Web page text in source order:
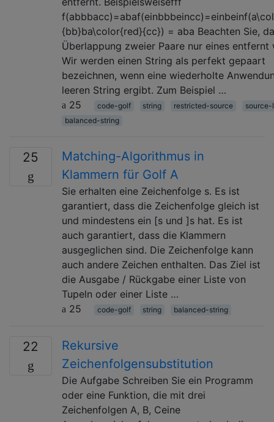
{bb}ba\color{red}{cc}) = aba Beachten Sie,
Überlappung zweier Paare nur eines entfernt
Wir werden einen String als perfekt gepaart
bezeichnen, wenn eine wiederholte
leeren String ergibt. Zum Beispiel …
25
code-golf string restricted-source
source-
balanced-string
25
Matching-Algorithmus in
Klammern für Golf A
Sie erhalten eine Zeichenfolge s. Es ist
garantiert, dass die Zeichenfolge gleich ist
und mindestens ein [s und ]s hat. Es ist
auch garantiert, dass die Klammern
ausgeglichen sind. Die Zeichenfolge kann
auch andere Zeichen enthalten. Das Ziel ist
die Ausgabe / Rückgabe einer Liste von
Tupeln oder einer Liste …
25
code-golf string balanced-string
22
Rekursive
Zeichenfolgensubstitution
Die Aufgabe Schreiben Sie ein Programm
oder eine Funktion, die mit drei
Zeichenfolgen A, B, Ceine